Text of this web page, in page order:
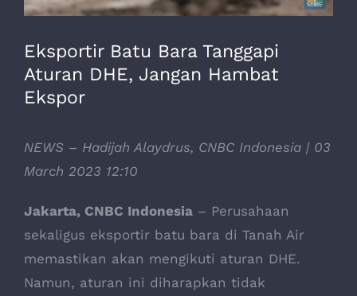
Eksportir Batu Bara Tanggapi
Aturan DHE, Jangan Hambat
Ekspor
NEWS – Hadijah Alaydrus, CNBC Indonesia | 03
March 2023 12:10
Jakarta, CNBC Indonesia – Perusahaan
sekaligus eksportir batu bara di Tanah Air
memastikan akan mengikuti aturan DHE.
Namun, aturan ini diharapkan tidak